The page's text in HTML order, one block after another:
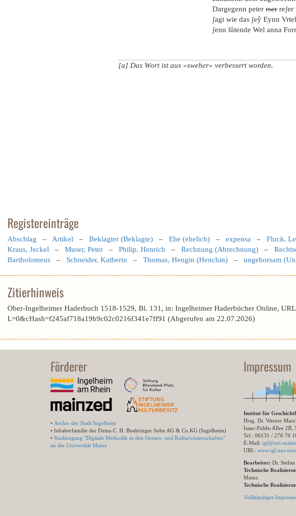
Dargegenn peter rser
ʃagt wie das ʃeŷ Eynn
ʃenn lůtende Wel anna
[a] Das Wort ist aus »sweher« verbessert worden.
Registereinträge
Abschlag – Artikel – Beklagter (Beklagte) – Ehe (ehelich) – expensa – Fluck,
Kraus, Jeckel – Muser, Peter – Philip, Henrich – Rechnung (Abrechnung) –
Bartholomeus – Schneider, Katherin – Thomas, Hengin (Henchin) – ungehorsam
Zitierhinweis
Ober-Ingelheimer Haderbuch 1518-1529, Bl. 131, in: Ingelheimer Haderbücher Online,
L=0&cHash=f245af718a19b9c02c0216f341e7ff91 (Abgerufen am 22.07.2026)
Förderer
• Archiv der Stadt Ingelheim
• Inhaberfamilie der Firma C. H. Boehringer Sohn AG & Co.KG (Ingelheim)
• Studiengang "Digitale Methodik in den Geistes- und Kulturwissenschaften"
an der Universität Mainz
Impressum
Institut für
Hrsg. Dr. Werner
Isaac-Fulda-Allee 2B,
Tel.: 06131 / 276 70
E-Mail: igl@uni-
URL: www.igl.uni-
Bearbeiter: Dr.
Technische
Mainz
Technische
Vollständiges